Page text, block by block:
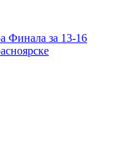
Финала за 13-16